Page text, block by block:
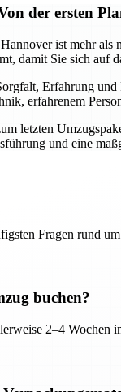
der ersten
ist mehr als
damit Sie sich auf
Erfahrung
erfahrenem
letzten
und eine
Fragen rund
buchen?
2–4 Wochen